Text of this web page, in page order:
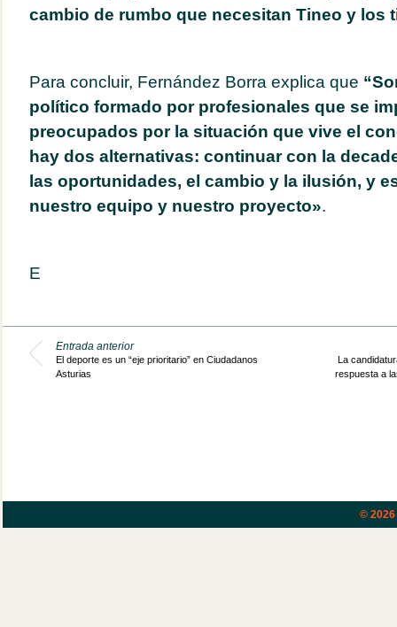
cambio de rumbo que necesitan Tineo y los
Para concluir, Fernández Borra explica que
político formado por profesionales que se
preocupados por la situación que vive el
hay dos alternativas: continuar con la
las oportunidades, el cambio y la ilusión, y
nuestro equipo y nuestro proyecto».
E
Entrada anterior
El deporte es un “eje prioritario” en Ciudadanos
Asturias
La
respuesta a
© 2026